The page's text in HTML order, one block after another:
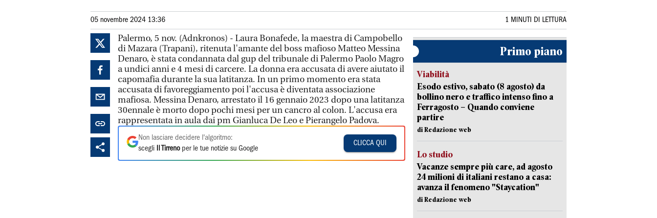
05 novembre 2024 13:36 1 MINUTI DI LETTURA
Palermo, 5 nov. (Adnkronos) - Laura Bonafede, la maestra di Campobello
di Mazara (Trapani), ritenuta l'amante del boss mafioso Matteo Messina
Denaro, è stata condannata dal gup del tribunale di Palermo Paolo Magro
a undici anni e 4 mesi di carcere. La donna era accusata di avere aiutato il
capomafia durante la sua latitanza. In un primo momento era stata
accusata di favoreggiamento poi l'accusa è diventata associazione
mafiosa. Messina Denaro, arrestato il 16 gennaio 2023 dopo una latitanza
30ennale è morto dopo pochi mesi per un cancro al colon. L'accusa era
rappresentata in aula dai pm Gianluca De Leo e Pierangelo Padova.
Non lasciare decidere l'algoritmo:
scegli
Il Tirrenoper le tue notizie su Google
CLICCA QUI
Primo piano
Viabilità
Esodo estivo, sabato (8 agosto) da
bollino nero e traffico intenso fino a
Ferragosto – Quando conviene
partire
di Redazione web
Lo studio
Vacanze sempre più care, ad agosto
24 milioni di italiani restano a casa:
avanza il fenomeno "Staycation"
di Redazione web